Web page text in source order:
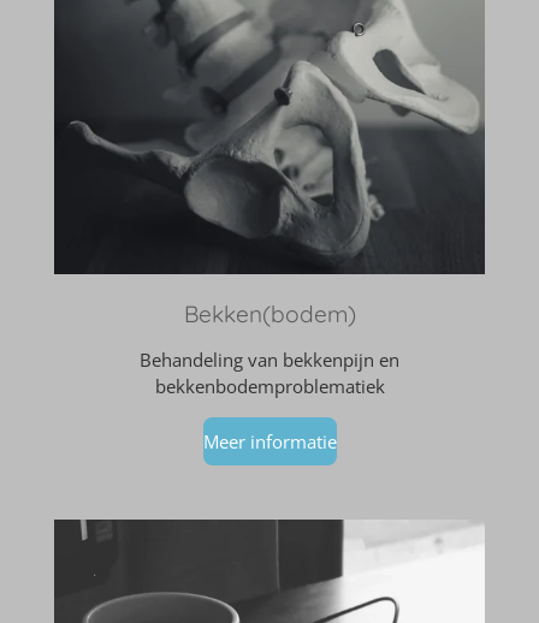
Bekken(bodem)
Behandeling van bekkenpijn en
bekkenbodemproblematiek
Meer informatie